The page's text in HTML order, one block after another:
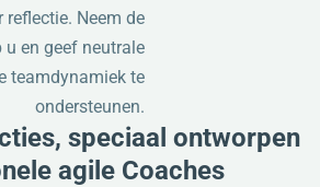
Neem de
en geef neutrale
teamdynamiek te
ondersteunen.
speciaal ontworpen
agile Coaches